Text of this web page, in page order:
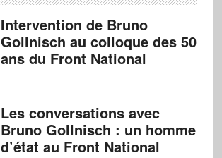
Intervention de Bruno
Gollnisch au colloque des 50
ans du Front National
Les conversations avec
Bruno Gollnisch : un homme
d’état au Front National